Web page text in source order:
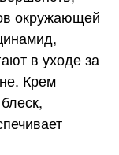
окружающей
в уходе за
Крем